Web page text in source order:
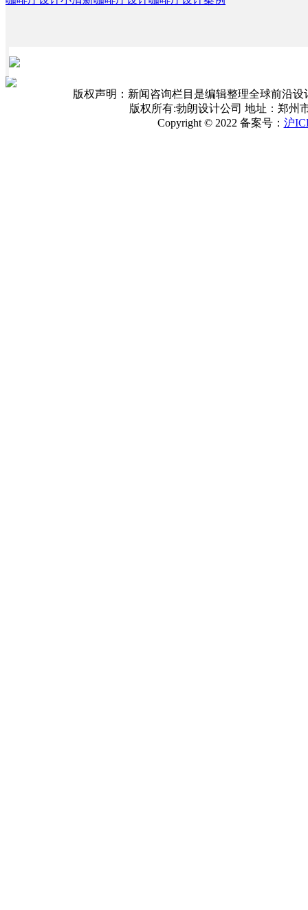
版权声明：新闻咨询栏目是编辑整理全球前沿
版权所有:勃朗设计公司 地址：郑州
Copyright © 2022 备案号： 沪